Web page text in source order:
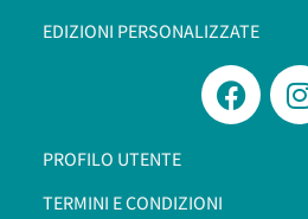
EDIZIONI PERSONALIZZATE
PROFILO UTENTE
TERMINI E CONDIZIONI